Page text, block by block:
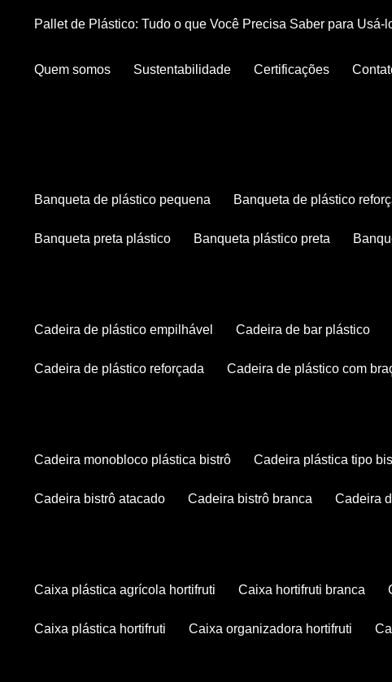
Pallet de Plástico: Tudo o que Você Precisa Saber para Usá-
Quem somos Sustentabilidade Certificações
banqueta de plástico pequena banqueta de plástico
banqueta preta plástico banqueta plástico preta
cadeira de plástico empilhável cadeira de bar plástico
cadeira de plástico reforçada cadeira de plástico com
cadeira monobloco plástica bistrô cadeira plástica tipo
cadeira bistrô atacado cadeira bistrô branca cadeira
caixa plástica agrícola hortifruti caixa hortifruti branca
caixa plástica hortifruti caixa organizadora hortifruti